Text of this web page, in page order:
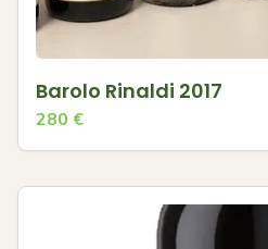
Barolo Rinaldi 2017
280 €